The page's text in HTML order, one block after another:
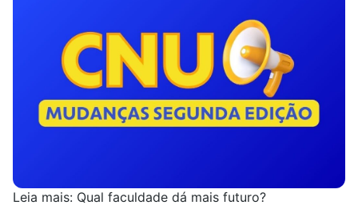
Leia mais: Qual faculdade dá mais futuro?